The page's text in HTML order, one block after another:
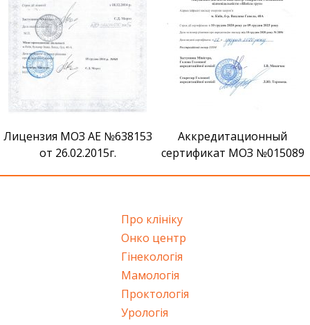
Аккредитационный
сертификат МОЗ №015089
Сертификат признания ВМ
Про клініку
Онко центр
Гінекологія
Мамологія
Проктологія
Урологія